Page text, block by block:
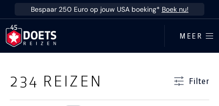
Ga direct naar inhoud
Bespaar 250 Euro op jouw USA boeking* Boek nu!
MEER
Ga direct naar resultaten
234 REIZEN Filter